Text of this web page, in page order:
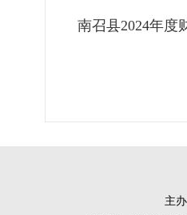
南召县2024年度
主